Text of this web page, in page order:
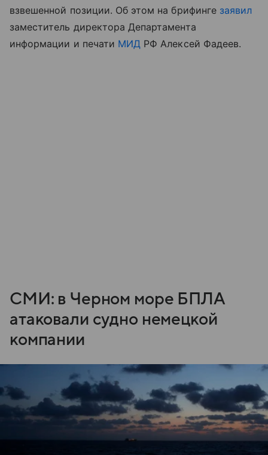
взвешенной позиции. Об этом на брифинге заявил
заместитель директора Департамента
информации и печати МИД РФ Алексей Фадеев.
СМИ: в Черном море БПЛА
атаковали судно немецкой
компании